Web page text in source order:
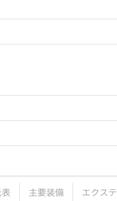
主要装備 エクス